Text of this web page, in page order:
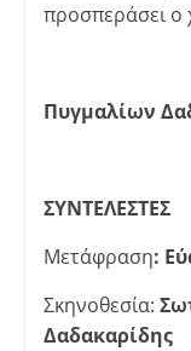
προσπεράσει ο
Πυγμαλίων
ΣΥΝΤΕΛΕΣΤΕΣ
Μετάφραση:
Σκηνοθεσία:
Δαδακαρίδης